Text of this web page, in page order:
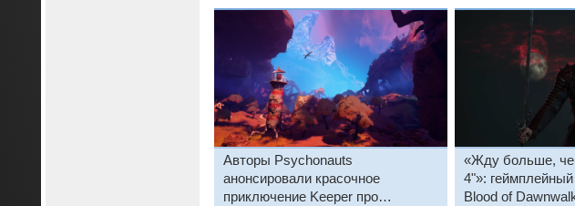
Авторы Psychonauts
анонсировали красочное
приключение Keeper про
«Жду больше,
4"»:
Blood of